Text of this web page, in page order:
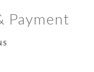
Payment